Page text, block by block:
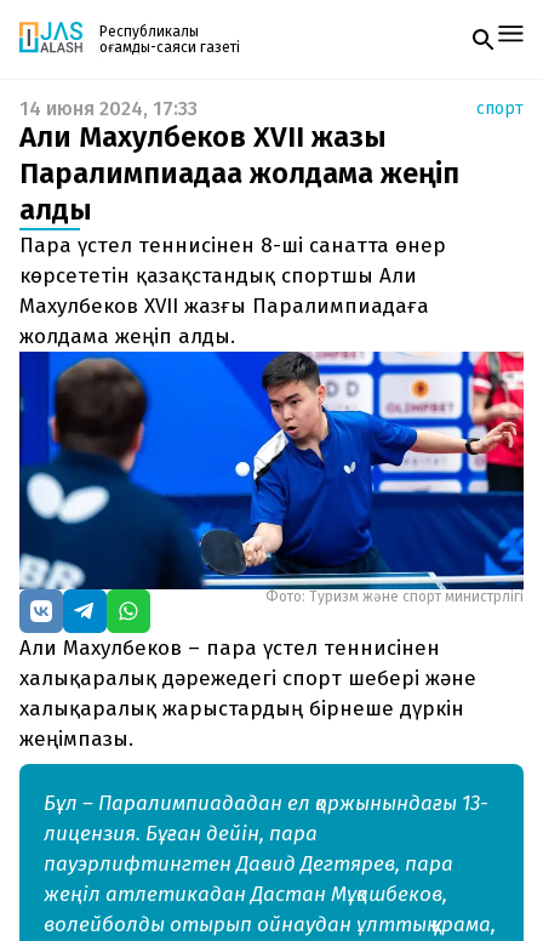
Республикалық
қоғамдық-саяси газеті
Жаңалықтар
Спорт
Live
Руханият
Аймақ
Архив
Заң және тәртіп
Редакциямен байланыс
+7 708 604 51 06
Жарнама бөлімі
+7 701 220 64 52
Пошта
zhasalash100@gmail.com
Газетке жазылу
PDF форматтағы газетті ай сайын электронды
поштаңызға алып отырыңыз. Жаңа нөмір
шыққан сәтте сізге бірден жіберіледі. Тек email
енгізіңіз, біз қалғанын өзіміз жібереміз.
14 июня 2024, 17:33 спорт
Али Махулбеков XVII жазғы
Паралимпиадаға жолдама жеңіп
алды
Пара үстел теннисінен 8-ші санатта өнер
көрсететін қазақстандық спортшы Али
Махулбеков XVII жазғы Паралимпиадаға
жолдама жеңіп алды.
Фото: Туризм және спорт министрлігі
Али Махулбеков – пара үстел теннисінен
халықаралық дәрежедегі спорт шебері және
халықаралық жарыстардың бірнеше дүркін
жеңімпазы.
Бұл – Паралимпиададан ел қоржынындағы 13-
лицензия. Бұған дейін, пара
пауэрлифтингтен Давид Дегтярев, пара
жеңіл атлетикадан Дастан Мұқашбеков,
волейболды отырып ойнаудан ұлттық құрама,